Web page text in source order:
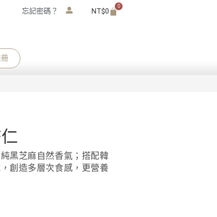
忘記密碼？ NT$0
0
黑芝麻自然香氣；搭配韓
創造多層次食感，更營養